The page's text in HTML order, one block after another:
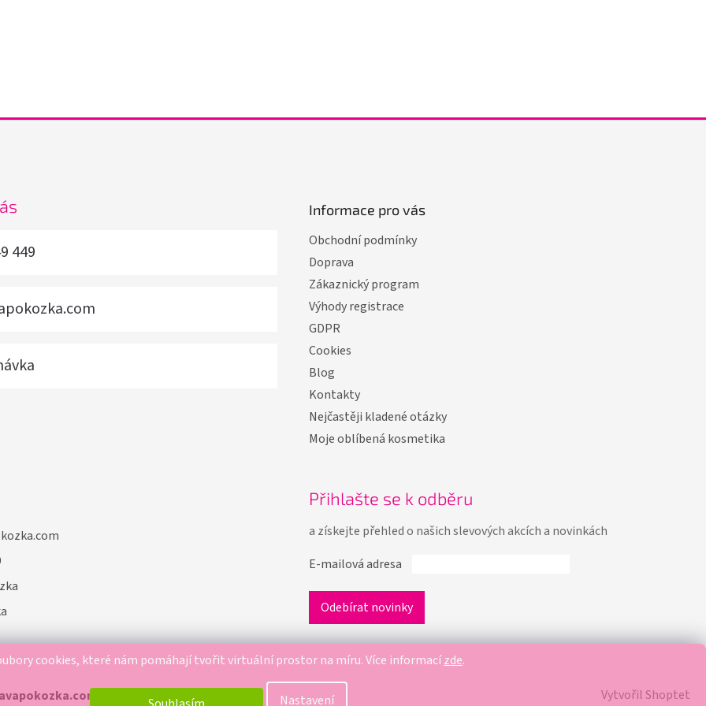
cookies, které nám pomáhají tvořit virtuální prostor na míru.Více informacízde.
Nastavení
449
Informace pro vás
Obchodní podmínky
Doprava
Zákaznický program
Výhody registrace
GDPR
Cookies
Blog
Kontakty
Nejčastěji kladené otázky
Moje oblíbená kosmetika
Přihlašte se k odběru
a získejte přehled o našich slevových akcích a novinkách
E-mailová adresa
Vytvořil Shoptet
. Všechna práva vyhrazena.